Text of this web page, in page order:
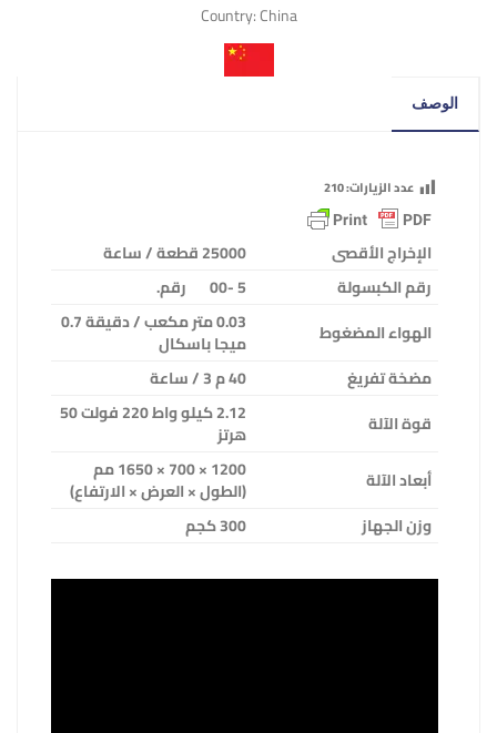
Country:China
الوصف
عدد الزيارات:210
الإخراج الأقصى
25000 قطعة / ساعة
رقم الكبسولة
5 -00
رقم.
الهواء المضغوط
0.03 متر مكعب / دقيقة 0.7
ميجا باسكال
مضخة تفريغ
40 م 3 / ساعة
قوة الآلة
2.12 كيلو واط 220 فولت 50
هرتز
أبعاد الآلة
1200 × 700 × 1650 مم
(الطول × العرض × الارتفاع)
وزن الجهاز
300 كجم